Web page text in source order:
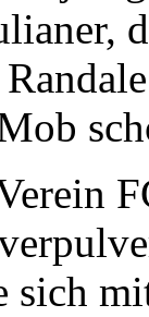
sich